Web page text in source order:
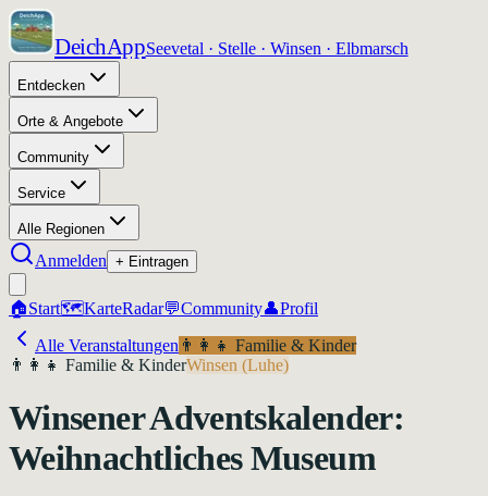
DeichAppSeevetal · Stelle · Winsen · Elbmarsch
Entdecken
Orte & Angebote
Community
Service
Alle Regionen
Anmelden + Eintragen
🏠Start🗺️KarteRadar💬Community👤Profil
Alle Veranstaltungen 👨‍👩‍👧 Familie & Kinder
👨‍👩‍👧 Familie & KinderWinsen (Luhe)
Winsener Adventskalender:
Weihnachtliches Museum